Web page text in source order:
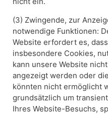
(3) Zwingende, zur
notwendige Funktionen:
Website erfordert es,
insbesondere Cookies,
kann unsere Website
angezeigt werden oder
könnten nicht ermöglicht
grundsätzlich um
Ihres Website-Besuchs,